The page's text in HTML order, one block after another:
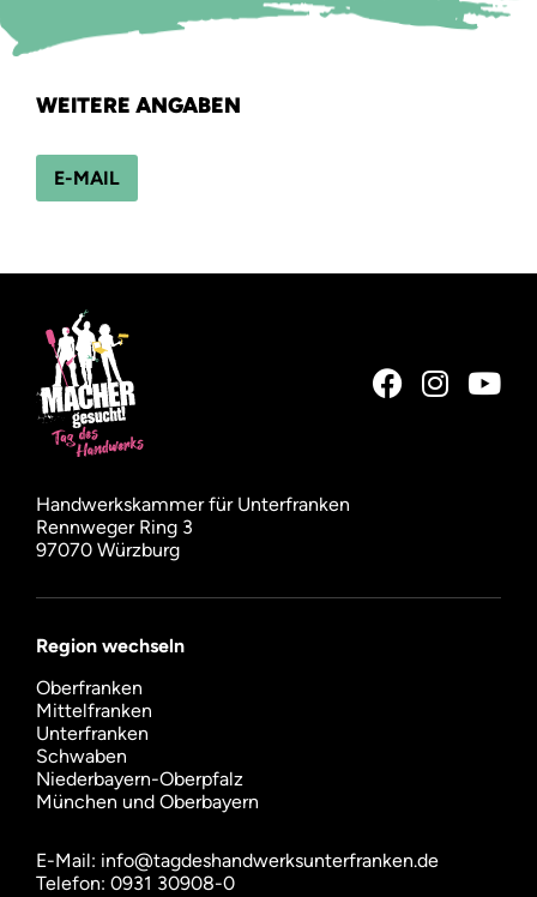
WEITERE ANGABEN
E-MAIL
Handwerkskammer für Unterfranken
Rennweger Ring 3
97070 Würzburg
Region wechseln
Oberfranken
Mittelfranken
Unterfranken
Schwaben
Niederbayern-Oberpfalz
München und Oberbayern
E-Mail: info@tagdeshandwerksunterfranken.de
Telefon: 0931 30908-0